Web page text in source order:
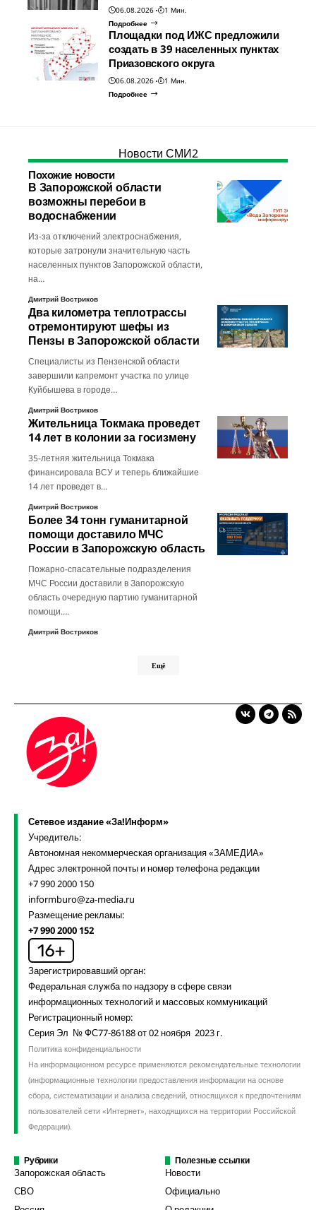
06.08.2026
1 Мин.
Подробнее
Площадки под ИЖС предложили
создать в 39 населенных пунктах
Приазовского округа
06.08.2026
1 Мин.
Подробнее
Новости СМИ2
Похожие новости
В Запорожской области
возможны перебои в
водоснабжении
Из-за отключений электроснабжения,
которые затронули значительную часть
населенных пунктов Запорожской области,
на…
Дмитрий Востриков
Два километра теплотрассы
отремонтируют шефы из
Пензы в Запорожской области
Специалисты из Пензенской области
завершили капремонт участка по улице
Куйбышева в городе…
Дмитрий Востриков
Жительница Токмака проведет
14 лет в колонии за госизмену
35-летняя жительница Токмака
финансировала ВСУ и теперь ближайшие
14 лет проведет в…
Дмитрий Востриков
Более 34 тонн гуманитарной
помощи доставило МЧС
России в Запорожскую область
Пожарно-спасательные подразделения
МЧС России доставили в Запорожскую
область очередную партию гуманитарной
помощи.…
Дмитрий Востриков
Ещё
Сетевое издание «За!Информ»
Учредитель:
Автономная некоммерческая организация «ЗАМЕДИА»
Адрес электронной почты и номер телефона редакции
+7 990 2000 150
informburo@za-media.ru
Размещение рекламы:
+7 990 2000 152
Зарегистрировавший орган:
Федеральная служба по надзору в сфере связи
информационных технологий и массовых коммуникаций
Регистрационный номер:
Серия Эл № ФС77-86188 от 02 ноября 2023 г.
Политика конфиденциальности
На информационном ресурсе применяются рекомендательные технологии
(информационные технологии предоставления информации на основе
сбора, систематизации и анализа сведений, относящихся к предпочтениям
пользователей сети «Интернет», находящихся на территории Российской
Федерации).
Рубрики
Запорожская область
СВО
Полезные ссылки
Новости
Официально